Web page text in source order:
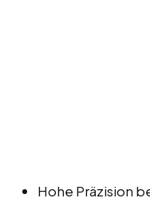
Hohe Präzision